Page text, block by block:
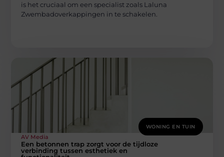
is het cruciaal om een specialist zoals Laluna
Zwembadoverkappingen in te schakelen.
WONING EN TUIN
AV Media
Een betonnen trap zorgt voor de tijdloze
verbinding tussen esthetiek en